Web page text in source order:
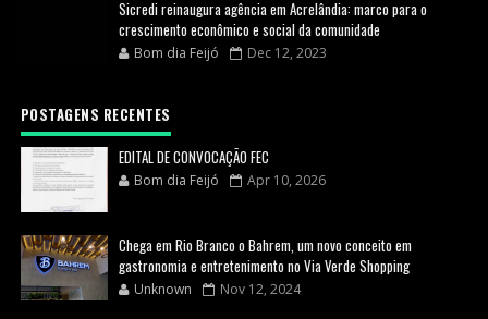
Sicredi reinaugura agência em Acrelândia: marco para o
crescimento econômico e social da comunidade
Bom dia Feijó Dec 12, 2023
POSTAGENS RECENTES
EDITAL DE CONVOCAÇÃO FEC
Bom dia Feijó Apr 10, 2026
Chega em Rio Branco o Bahrem, um novo conceito em
gastronomia e entretenimento no Via Verde Shopping
Unknown Nov 12, 2024